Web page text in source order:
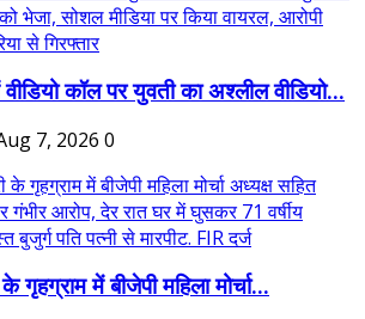
वीडियो कॉल पर युवती का अश्लील वीडियो...
7, 2026 0
गृहग्राम में बीजेपी महिला मोर्चा...